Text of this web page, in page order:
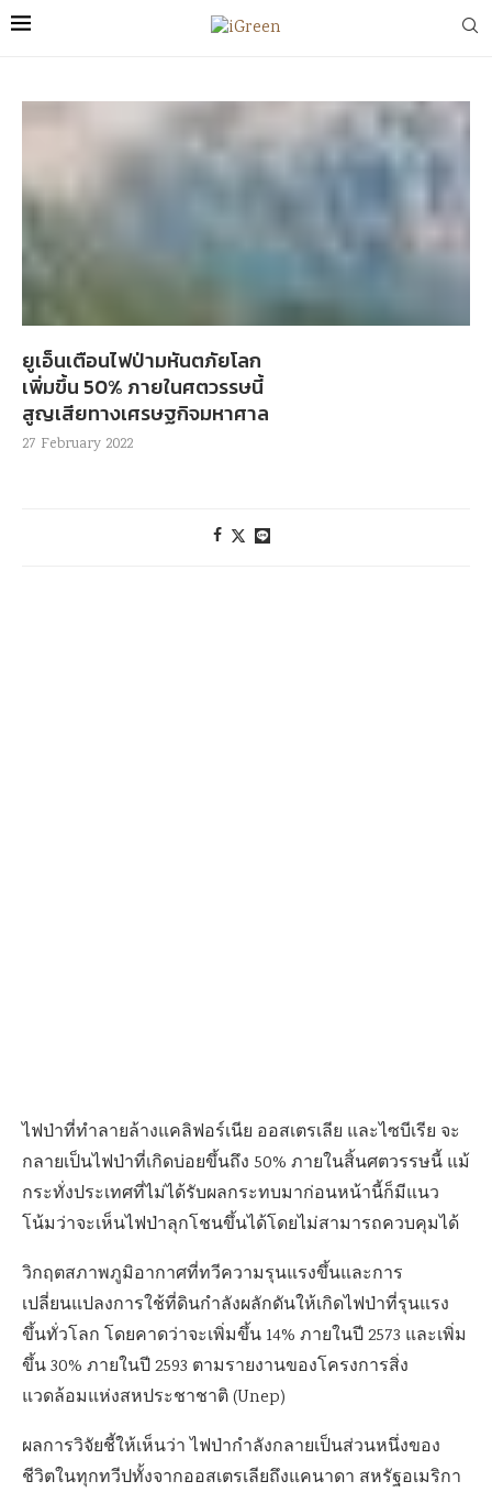
ยูเอ็นเตือนไฟป่ามหันตภัยโลก
เพิ่มขึ้น 50% ภายในศตวรรษนี้
สูญเสียทางเศรษฐกิจมหาศาล
27 February 2022
ไฟป่าที่ทำลายล้างแคลิฟอร์เนีย ออสเตรเลีย และไซบีเรีย จะ
กลายเป็นไฟป่าที่เกิดบ่อยขึ้นถึง 50% ภายในสิ้นศตวรรษนี้ แม้
กระทั่งประเทศที่ไม่ได้รับผลกระทบมาก่อนหน้านี้ก็มีแนว
โน้มว่าจะเห็นไฟป่าลุกโชนขึ้นได้โดยไม่สามารถควบคุมได้
วิกฤตสภาพภูมิอากาศที่ทวีความรุนแรงขึ้นและการ
เปลี่ยนแปลงการใช้ที่ดินกำลังผลักดันให้เกิดไฟป่าที่รุนแรง
ขึ้นทั่วโลก โดยคาดว่าจะเพิ่มขึ้น 14% ภายในปี 2573 และเพิ่ม
ขึ้น 30% ภายในปี 2593 ตามรายงานของโครงการสิ่ง
แวดล้อมแห่งสหประชาชาติ (Unep)
ผลการวิจัยชี้ให้เห็นว่า ไฟป่ากำลังกลายเป็นส่วนหนึ่งของ
ชีวิตในทุกทวีปทั้งจากออสเตรเลียถึงแคนาดา สหรัฐอเมริกา